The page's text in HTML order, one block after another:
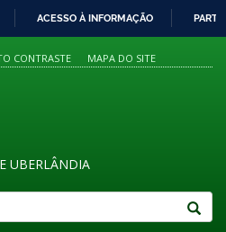
PARA
O
ACESSO À INFORMAÇÃO
CONTRASTE MAPA DO SITE
UBERLÂNDIA